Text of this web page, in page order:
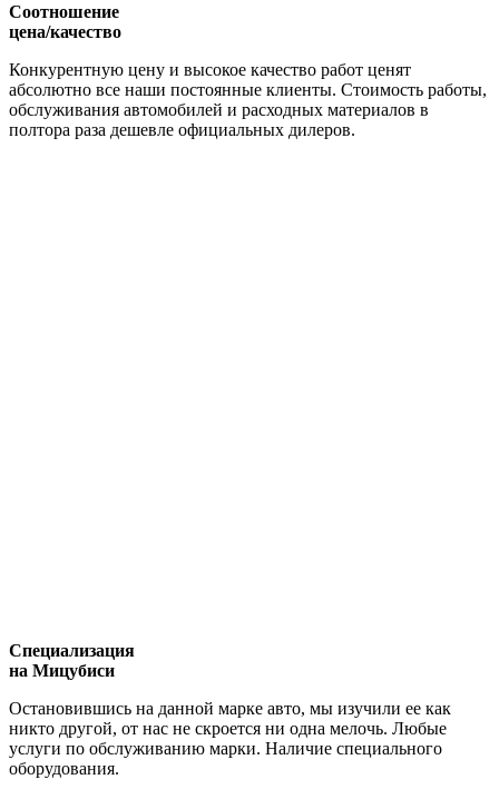
Соотношение
цена/качество
Конкурентную цену и высокое качество работ ценят
абсолютно все наши постоянные клиенты. Стоимость работы,
обслуживания автомобилей и расходных материалов в
полтора раза дешевле официальных дилеров.
Специализация
на Мицубиси
Остановившись на данной марке авто, мы изучили ее как
никто другой, от нас не скроется ни одна мелочь. Любые
услуги по обслуживанию марки. Наличие специального
оборудования.